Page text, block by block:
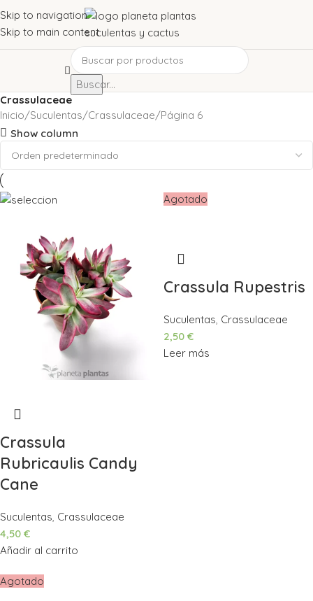
Skip to navigation
Skip to main content
Buscar...
Crassulaceae
Inicio Suculentas Crassulaceae Página 6
Show column
Crassula
Rubricaulis Candy
Cane
Suculentas Crassulaceae
4,50 €
Añadir al carrito
Agotado
Crassula Rupestris
Suculentas, Crassulaceae
2,50 €
Leer más
Agotado